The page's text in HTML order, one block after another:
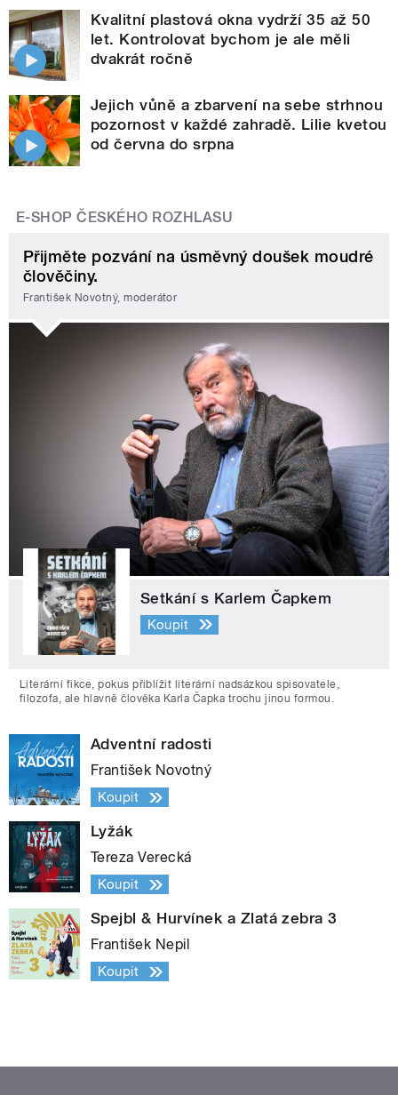
Kvalitní plastová okna vydrží 35 až 50
let. Kontrolovat bychom je ale měli
dvakrát ročně
Jejich vůně a zbarvení na sebe strhnou
pozornost v každé zahradě. Lilie kvetou
od června do srpna
E-SHOP ČESKÉHO ROZHLASU
Přijměte pozvání na úsměvný doušek moudré
člověčiny.
František Novotný, moderátor
Setkání s Karlem Čapkem
Koupit
Literární fikce, pokus přiblížit literární nadsázkou spisovatele,
filozofa, ale hlavně člověka Karla Čapka trochu jinou formou.
Adventní radosti
František Novotný
Koupit
Lyžák
Tereza Verecká
Koupit
Spejbl & Hurvínek a Zlatá zebra 3
František Nepil
Koupit